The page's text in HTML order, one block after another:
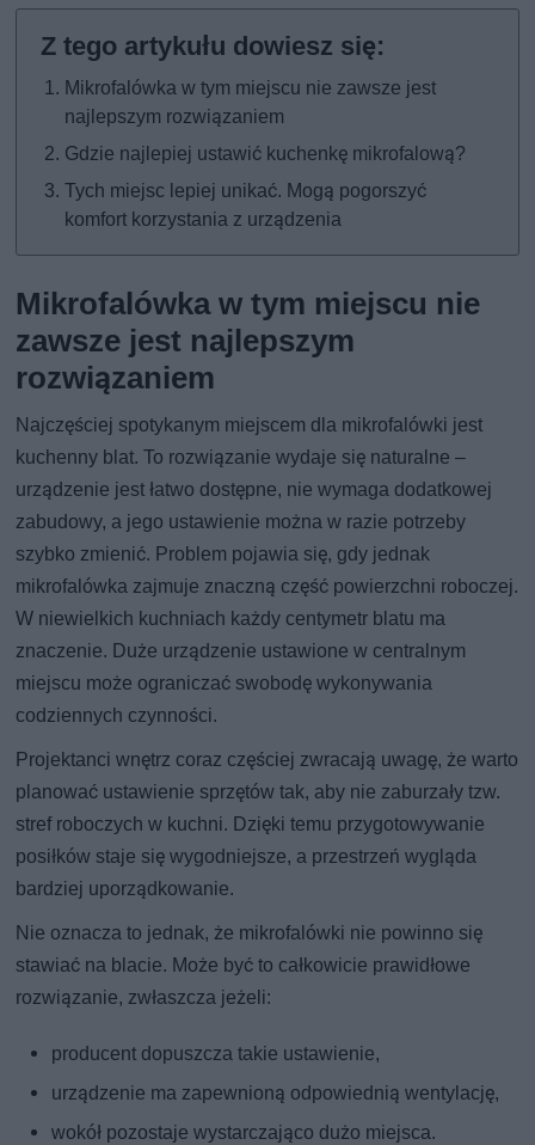
Mikrofalówka w tym miejscu nie zawsze jest
najlepszym rozwiązaniem
Gdzie najlepiej ustawić kuchenkę mikrofalową?
Tych miejsc lepiej unikać. Mogą pogorszyć
komfort korzystania z urządzenia
Mikrofalówka w tym miejscu nie
zawsze jest najlepszym
rozwiązaniem
Najczęściej spotykanym miejscem dla mikrofalówki jest
kuchenny blat. To rozwiązanie wydaje się naturalne –
urządzenie jest łatwo dostępne, nie wymaga dodatkowej
zabudowy, a jego ustawienie można w razie potrzeby
szybko zmienić. Problem pojawia się, gdy jednak
mikrofalówka zajmuje znaczną część powierzchni roboczej.
W niewielkich kuchniach każdy centymetr blatu ma
znaczenie. Duże urządzenie ustawione w centralnym
miejscu może ograniczać swobodę wykonywania
codziennych czynności.
Projektanci wnętrz coraz częściej zwracają uwagę, że warto
planować ustawienie sprzętów tak, aby nie zaburzały tzw.
stref roboczych w kuchni. Dzięki temu przygotowywanie
posiłków staje się wygodniejsze, a przestrzeń wygląda
bardziej uporządkowanie.
Nie oznacza to jednak, że mikrofalówki nie powinno się
stawiać na blacie. Może być to całkowicie prawidłowe
rozwiązanie, zwłaszcza jeżeli:
producent dopuszcza takie ustawienie,
urządzenie ma zapewnioną odpowiednią wentylację,
wokół pozostaje wystarczająco dużo miejsca.